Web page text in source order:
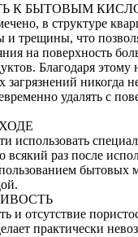
К БЫТОВЫМ
в структуре
и трещины, что
на поверхность
Благодаря этому
загрязнений никогда
удалять с
использовать
всякий раз после
бытовых
и отсутствие
практически